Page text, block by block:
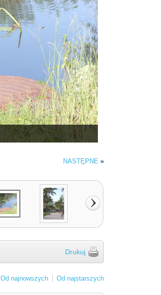
NASTĘPNE »
Drukuj
Od najnowszych Od najstarszych